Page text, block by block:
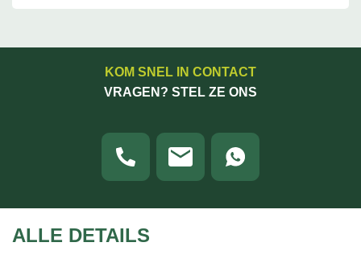
KOM SNEL IN CONTACT
VRAGEN? STEL ZE ONS
ALLE DETAILS